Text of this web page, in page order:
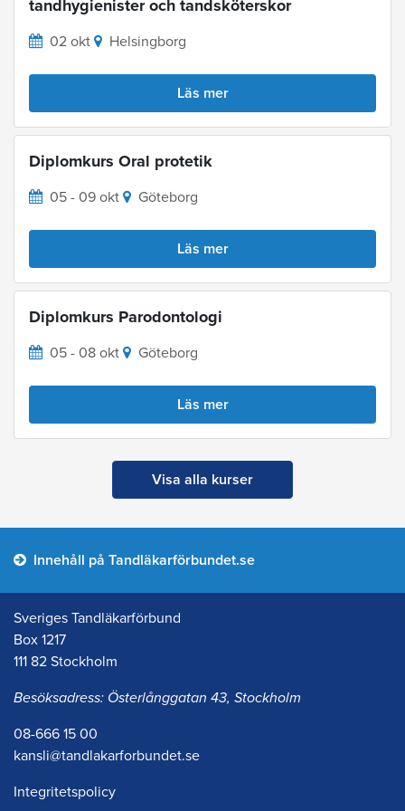
tandhygienister och tandsköterskor
02 okt Helsingborg
Läs mer
Diplomkurs Oral protetik
05 - 09 okt Göteborg
Läs mer
Diplomkurs Parodontologi
05 - 08 okt Göteborg
Läs mer
Visa alla kurser
Innehåll på Tandläkarförbundet.se
Sveriges Tandläkarförbund
Box 1217
111 82 Stockholm
Besöksadress: Österlånggatan 43, Stockholm
08-666 15 00
kansli@tandlakarforbundet.se
Integritetspolicy